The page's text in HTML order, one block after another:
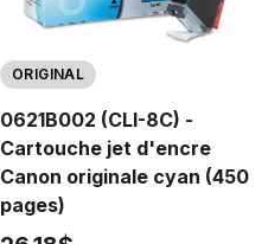
ORIGINAL
0621B002 (CLI-8C) -
Cartouche jet d'encre
Canon originale cyan (450
pages)